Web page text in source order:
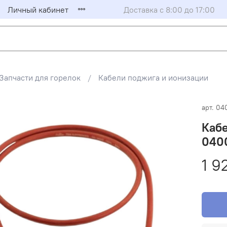
Личный кабинет Доставка с 8:00 до 17:00
для горелок Кабели поджига и ионизации
арт.
1